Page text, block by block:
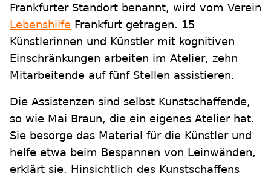
Frankfurter Standort benannt, wird vom Verein
Lebenshilfe Frankfurt getragen. 15
Künstlerinnen und Künstler mit kognitiven
Einschränkungen arbeiten im Atelier, zehn
Mitarbeitende auf fünf Stellen assistieren.
Die Assistenzen sind selbst Kunstschaffende,
so wie Mai Braun, die ein eigenes Atelier hat.
Sie besorge das Material für die Künstler und
helfe etwa beim Bespannen von Leinwänden,
erklärt sie. Hinsichtlich des Kunstschaffens